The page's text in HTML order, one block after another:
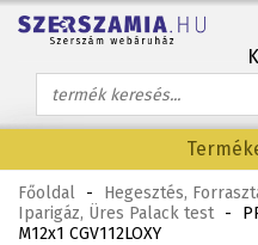
Főoldal - Hegesztés,
Iparigáz, Üres Palack test -
M12x1 CGV112LOXY